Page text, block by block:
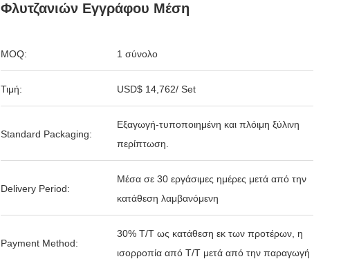
Φλυτζανιών Εγγράφου Μέση
MOQ: 1 σύνολο
Τιμή: USD$ 14,762/ Set
Standard Packaging:
Εξαγωγή-τυποποιημένη και πλόιμη ξύλινη
περίπτωση.
Delivery Period:
Μέσα σε 30 εργάσιμες ημέρες μετά από την
κατάθεση λαμβανόμενη
Payment Method:
30% T/T ως κατάθεση εκ των προτέρων, η
ισορροπία από T/T μετά από την παραγωγή